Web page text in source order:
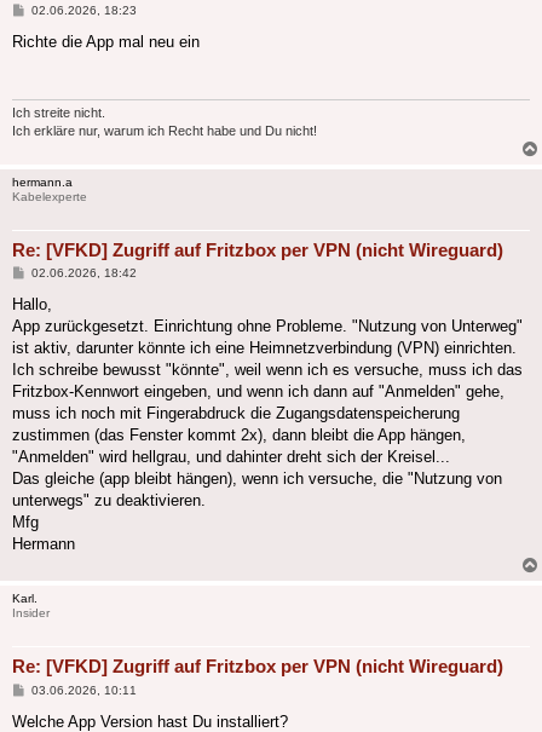
Beitrag
02.06.2026, 18:23
Richte die App mal neu ein
Ich streite nicht.
Ich erkläre nur, warum ich Recht habe und Du nicht!
hermann.a
Kabelexperte
Re: [VFKD] Zugriff auf Fritzbox per VPN (nicht Wireguard)
Beitrag
02.06.2026, 18:42
Hallo,
App zurückgesetzt. Einrichtung ohne Probleme. "Nutzung von Unterweg"
ist aktiv, darunter könnte ich eine Heimnetzverbindung (VPN) einrichten.
Ich schreibe bewusst "könnte", weil wenn ich es versuche, muss ich das
Fritzbox-Kennwort eingeben, und wenn ich dann auf "Anmelden" gehe,
muss ich noch mit Fingerabdruck die Zugangsdatenspeicherung
zustimmen (das Fenster kommt 2x), dann bleibt die App hängen,
"Anmelden" wird hellgrau, und dahinter dreht sich der Kreisel...
Das gleiche (app bleibt hängen), wenn ich versuche, die "Nutzung von
unterwegs" zu deaktivieren.
Mfg
Hermann
Karl.
Insider
Re: [VFKD] Zugriff auf Fritzbox per VPN (nicht Wireguard)
Beitrag
03.06.2026, 10:11
Welche App Version hast Du installiert?